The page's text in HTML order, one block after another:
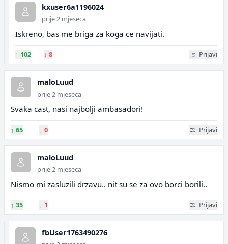
kxuser6a1196024
prije 2 mjeseca
Iskreno, bas me briga za koga ce navijati.
↑ 102 ↓ 8 Prijavi
maloLuud
prije 2 mjeseca
Svaka cast, nasi najbolji ambasadori!
↑ 65 ↓ 0 Prijavi
maloLuud
prije 2 mjeseca
Nismo mi zasluzili drzavu.. nit su se za ovo borci borili..
↑ 35 ↓ 1 Prijavi
fbUser1763490276